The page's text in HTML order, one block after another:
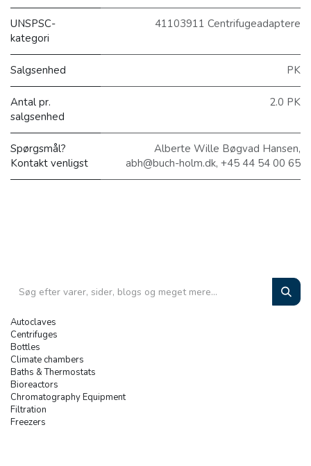
UNSPSC-
kategori
41103911 Centrifugeadaptere
Salgsenhed PK
Antal pr.
salgsenhed
2.0 PK
Spørgsmål?
Kontakt venligst
Alberte Wille Bøgvad Hansen,
abh@buch-holm.dk, +45 44 54 00 65
Autoclaves
Centrifuges
Bottles
Climate chambers
Baths & Thermostats
Bioreactors
Chromatography Equipment
Filtration
Freezers